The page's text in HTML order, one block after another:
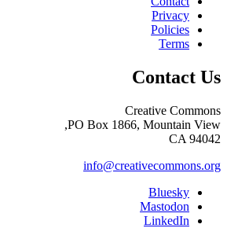
Privacy
Policies
Terms
Contact Us
Creative Commons
PO Box 1866, Mountain View,
CA 94042
info@creativecommons.org
Bluesky
Mastodon
LinkedIn